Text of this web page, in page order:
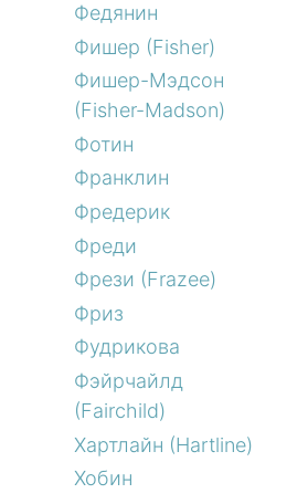
Федянин
Фишер (Fisher)
Фишер-Мэдсон
(Fisher-Madson)
Фотин
Франклин
Фредерик
Фреди
Фрези (Frazee)
Фриз
Фудрикова
Фэйрчайлд
(Fairchild)
Хартлайн (Hartline)
Хобин